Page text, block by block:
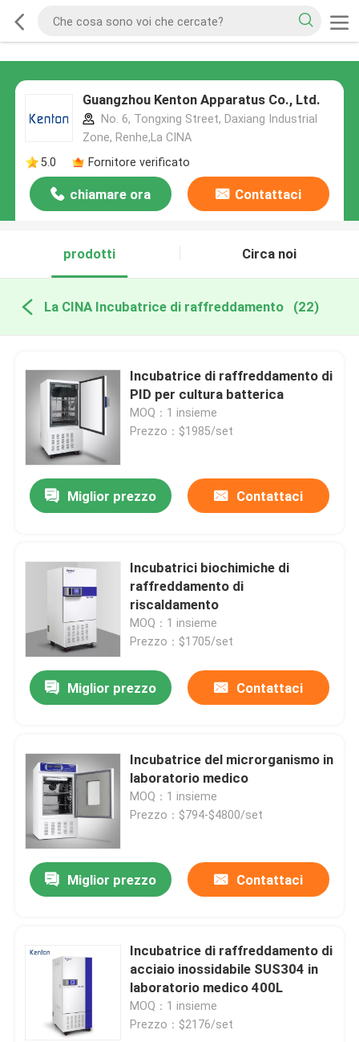
Guangzhou Kenton Apparatus Co., Ltd.
No. 6, Tongxing Street, Daxiang Industrial
Zone, Renhe,La CINA
5.0
Fornitore verificato
chiamare ora Contattaci
prodotti Circa noi
La CINA Incubatrice di raffreddamento (22)
Incubatrice di raffreddamento di
PID per cultura batterica
MOQ：1 insieme
Prezzo：$1985/set
Miglior prezzo Contattaci
Incubatrici biochimiche di
raffreddamento di
riscaldamento
MOQ：1 insieme
Prezzo：$1705/set
Miglior prezzo Contattaci
Incubatrice del microrganismo in
laboratorio medico
MOQ：1 insieme
Prezzo：$794-$4800/set
Miglior prezzo Contattaci
Incubatrice di raffreddamento di
acciaio inossidabile SUS304 in
laboratorio medico 400L
MOQ：1 insieme
Prezzo：$2176/set